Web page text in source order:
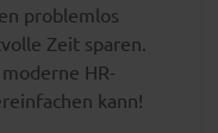
problemlos
Zeit sparen.
HR-
kann!